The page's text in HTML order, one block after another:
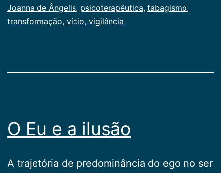
Joanna de Ângelis, psicoterapêutica, tabagismo,
transformação, vício, vigilância
O Eu e a ilusão
A trajetória de predominância do ego no ser